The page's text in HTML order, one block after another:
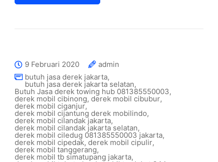
9 Februari 2020
admin
butuh jasa derek jakarta,
butuh jasa derek jakarta selatan,
Butuh Jasa derek towing hub 081385550003,
derek mobil cibinong, derek mobil cibubur,
derek mobil ciganjur,
derek mobil cijantung derek mobilindo,
derek mobil cilandak jakarta,
derek mobil cilandak jakarta selatan,
derek mobil ciledug 081385550003 jakarta,
derek mobil cipedak, derek mobil cipulir,
derek mobil tanggerang,
derek mobil tb simatupang jakarta,